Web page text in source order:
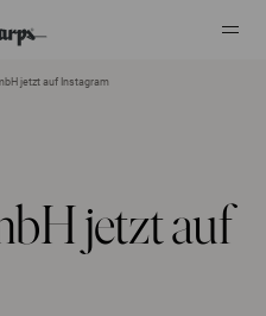
jetzt auf Instagram
jetzt auf